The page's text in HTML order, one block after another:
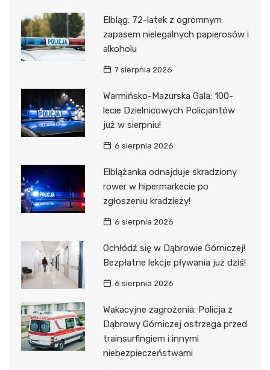
Elbląg: 72-latek z ogromnym
zapasem nielegalnych papierosów i
alkoholu
7 sierpnia 2026
Warmińsko-Mazurska Gala: 100-
lecie Dzielnicowych Policjantów
już w sierpniu!
6 sierpnia 2026
Elblążanka odnajduje skradziony
rower w hipermarkecie po
zgłoszeniu kradzieży!
6 sierpnia 2026
Ochłódź się w Dąbrowie Górniczej!
Bezpłatne lekcje pływania już dziś!
6 sierpnia 2026
Wakacyjne zagrożenia: Policja z
Dąbrowy Górniczej ostrzega przed
trainsurfingiem i innymi
niebezpieczeństwami